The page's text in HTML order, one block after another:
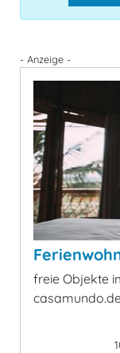
- Anzeige -
freie Objekte
casamundo.de